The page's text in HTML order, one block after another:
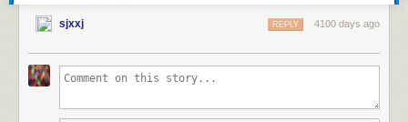
马是注重社会关系的群居动物，生活在与人类家庭结构类似的种群中，并
出于自身安全需要随时随地在寻求与其他生命的接触、关系与领导。通过
系去。
非头脑中，要与它们建立关系，来访者就要接受挑战，尝试时刻觉察自己
按照这样过完第一天和第二天后，你再决定自己更喜欢哪种生活。你可以
每天的生活感受从1到10给出评分。想想若分别按照第一和第二种方式生活
365天后，自己会抵达何处。请注意我们对最终回答不持正确与否的论断。
你在第二天很可能经历的是，事情并未总按计划进行。这很正常。即使当
sjxxj 4100 days ago
REPLY